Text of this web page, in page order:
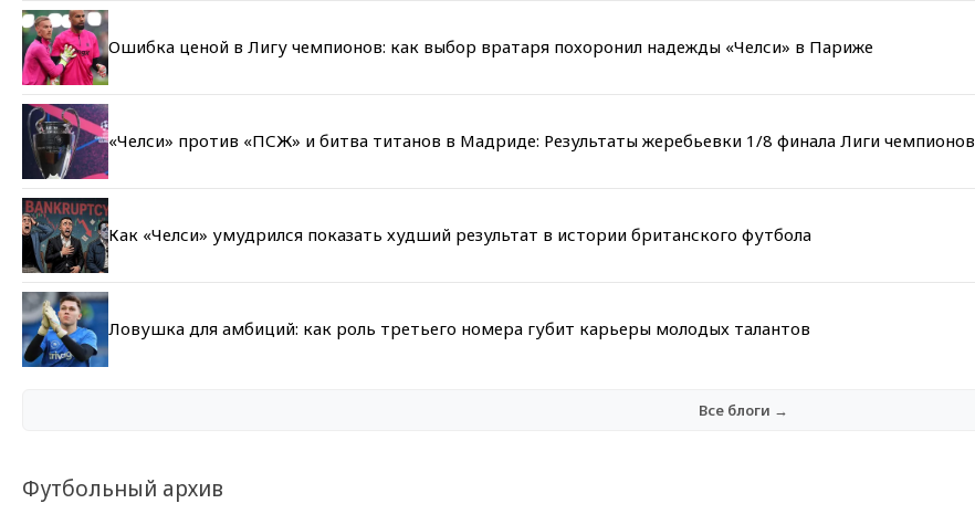
Ошибка ценой в Лигу чемпионов: как выбор вратаря похоронил надежды «Челси» в Париже
«Челси» против «ПСЖ» и битва титанов в Мадриде: Результаты жеребьевки 1/8 финала Лиги чемпионов
Как «Челси» умудрился показать худший результат в истории британского футбола
Ловушка для амбиций: как роль третьего номера губит карьеры молодых талантов
Все блоги →
Футбольный архив